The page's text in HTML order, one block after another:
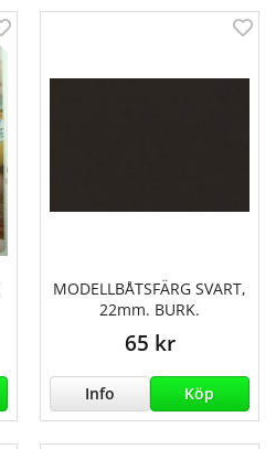
MODELLBÅTSFÄRG SVART,
22mm. BURK.
65 kr
Info Köp